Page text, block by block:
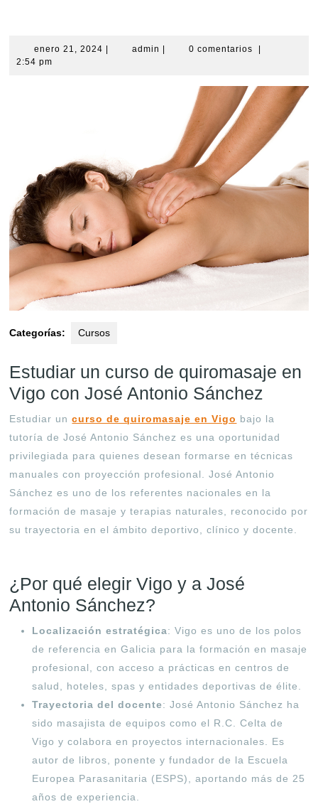
enero 21, 2024 enero
admin admin 0 comentarios
2:54 pm
Categorías: Cursos
Estudiar un curso de quiromasaje en
Vigo con José Antonio Sánchez
Estudiar uncurso de quiromasaje en Vigo bajo la
tutoría de José Antonio Sánchez es una oportunidad
privilegiada para quienes desean formarse en técnicas
manuales con proyección profesional. José Antonio
Sánchez es uno de los referentes nacionales en la
formación de masaje y terapias naturales, reconocido por
su trayectoria en el ámbito deportivo, clínico y docente.
¿Por qué elegir Vigo y a José
Antonio Sánchez?
Localización estratégica: Vigo es uno de los polos
de referencia en Galicia para la formación en masaje
profesional, con acceso a prácticas en centros de
salud, hoteles, spas y entidades deportivas de élite.
Trayectoria del docente: José Antonio Sánchez ha
sido masajista de equipos como el R.C. Celta de
Vigo y colabora en proyectos internacionales. Es
autor de libros, ponente y fundador de la Escuela
Europea Parasanitaria (ESPS), aportando más de 25
años de experiencia.